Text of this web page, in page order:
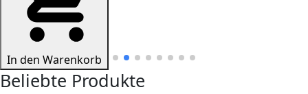
In den Warenkorb
Beliebte Produkte